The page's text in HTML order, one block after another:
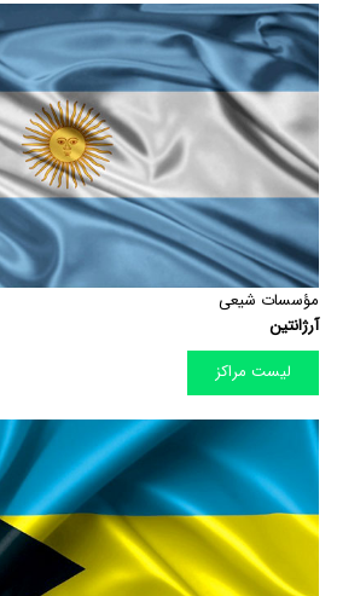
مؤسسات شیعی
آرژانتین
لیست مراکز